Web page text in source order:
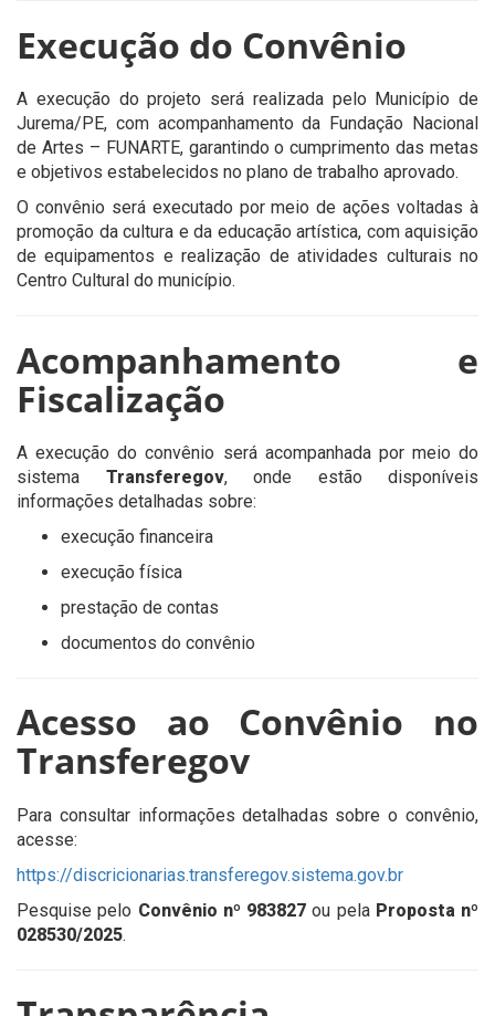
Execução do Convênio
A execução do projeto será realizada pelo Município de
Jurema/PE, com acompanhamento da Fundação Nacional
de Artes – FUNARTE, garantindo o cumprimento das metas
e objetivos estabelecidos no plano de trabalho aprovado.
O convênio será executado por meio de ações voltadas à
promoção da cultura e da educação artística, com aquisição
de equipamentos e realização de atividades culturais no
Centro Cultural do município.
Acompanhamento e
Fiscalização
A execução do convênio será acompanhada por meio do
sistema Transferegov, onde estão disponíveis
informações detalhadas sobre:
execução financeira
execução física
prestação de contas
documentos do convênio
Acesso ao Convênio no
Transferegov
Para consultar informações detalhadas sobre o convênio,
acesse:
https://discricionarias.transferegov.sistema.gov.br
Pesquise pelo Convênio nº 983827 ou pela Proposta nº
028530/2025.